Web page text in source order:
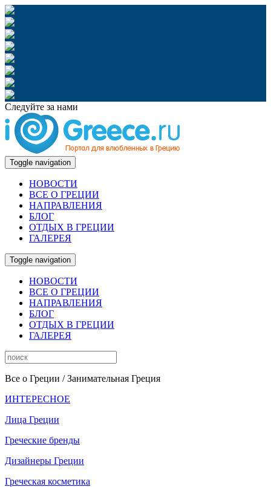
Следуйте за нами
Toggle navigation
НОВОСТИ
ВСЕ О ГРЕЦИИ
НАПРАВЛЕНИЯ
БЛОГ
ОТДЫХ В ГРЕЦИИ
ГАЛЕРЕЯ
Toggle navigation
НОВОСТИ
ВСЕ О ГРЕЦИИ
НАПРАВЛЕНИЯ
БЛОГ
ОТДЫХ В ГРЕЦИИ
ГАЛЕРЕЯ
Все о Греции / Занимательная Греция
ИНТЕРЕСНОЕ
Лица Греции
Греческие бренды
Дизайнеры Греции
Греческая косметика